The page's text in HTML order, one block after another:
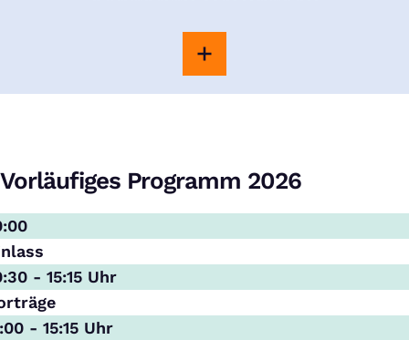
Vorläufiges Programm 2026
- 15:15 Uhr
- 15:15 Uhr